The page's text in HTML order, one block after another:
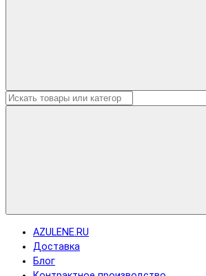
AZULENE.RU
Доставка
Блог